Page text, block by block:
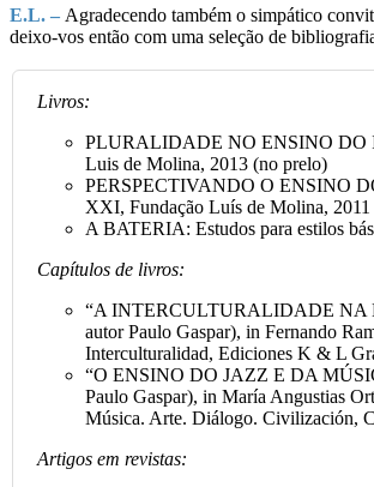
E.L. – Agradecendo também o simpático
deixo-vos então com uma seleção de
Livros:
PLURALIDADE NO ENSINO DO
Luis de Molina, 2013 (no prelo)
PERSPECTIVANDO O ENSINO
XXI, Fundação Luís de Molina, 2011
A BATERIA: Estudos para estilos
Capítulos de livros:
“A INTERCULTURALIDADE NA
autor Paulo Gaspar), in Fernando
Interculturalidad, Ediciones K & L
“O ENSINO DO JAZZ E DA
Paulo Gaspar), in María Angustias
Música. Arte. Diálogo. Civilización,
Artigos em revistas: